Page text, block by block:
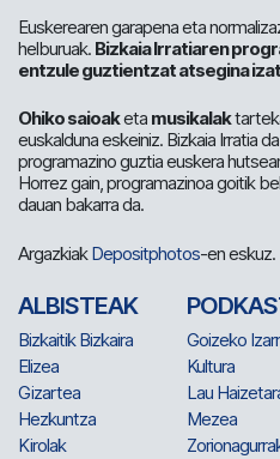
Euskerearen garapena eta
helburuak. Bizkaia Irratiaren
entzule guztientzat atsegina
Ohiko saioaketa musikalak
euskalduna eskeiniz. Bizkaia Irratia
programazino guztia euskera
Horrez gain, programazinoa goitik
dauan bakarra da.
ArgazkiakDepositphotos-en eskuz.
ALBISTEAK
Bizkaitik Bizkaira
Elizea
Gizartea
Hezkuntza
Kirolak
Goizeko
Kultura
Lau
Mezea